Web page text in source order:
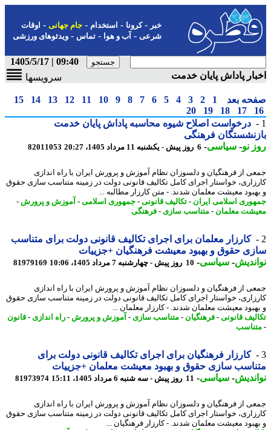
-کرونا-استخدام- جام جهانی-اوقات
شرعی-آب و هوا-تماس-ویدئوهای ورزشی
09:40 | 1405/5/17
پاداش پایان خدمت
سرویسها
بعد 1
2
3
4
5
6
7
8
9
10
11
12
13
14
15
17
18
19
20
درخواست اصلاح شیوه محاسبه پاداش پایان خدمت
فرهنگی
نو- سیاسی-6 روز پیش - یکشنبه 11 مرداد 1405، 20:27 82011053
از فرهنگیان و دلسوزان نظام آموزش و پرورش ایران با راه اندازی
خواستار اجرای کامل تکالیف قانونی دولت در زمینه متناسب سازی حقوق
معیشت معلمان شدند. - متن کارزار مطالبه ...
اسلامی ایران - تکالیف قانونی-جمهوری اسلامی-آموزش و پرورش-
معلمان-متناسب سازی- فرهنگی
کارزار معلمان برای اجرای تکالیف قانونی دولت برای متناسب
حقوق و بهبود معیشت فرهنگیان +جزییات
-سیاسی-10 روز پیش - چهارشنبه 7 مرداد 1405، 10:06 81979169
از فرهنگیان و دلسوزان نظام آموزش و پرورش ایران با راه اندازی
خواستار اجرای کامل تکالیف قانونی دولت در زمینه متناسب سازی حقوق
معیشت معلمان شدند. - کارزار معلمان ...
قانونی-فرهنگیان-متناسب سازی- آموزش و پرورش-راه اندازی- قانون
کارزار فرهنگیان برای اجرای تکالیف قانونی دولت برای
سازی حقوق و بهبود معیشت معلمان +جزییات
-سیاسی-11 روز پیش - سه شنبه 6 مرداد 1405، 15:11 81973974
از فرهنگیان و دلسوزان نظام آموزش و پرورش ایران با راه اندازی
خواستار اجرای کامل تکالیف قانونی دولت در زمینه متناسب سازی حقوق
معیشت معلمان شدند. - کارزار فرهنگیان ...